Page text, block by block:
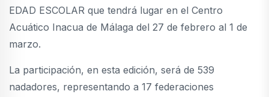
EDAD ESCOLAR que tendrá lugar en el Centro
Acuático Inacua de Málaga del 27 de febrero al 1 de
marzo.
La participación, en esta edición, será de 539
nadadores, representando a 17 federaciones